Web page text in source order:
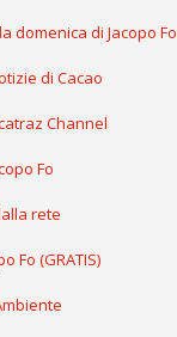
domenica di Jacopo Fo
di Cacao
Channel
Fo
rete
Fo (GRATIS)